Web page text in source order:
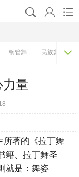
  
钢管舞 民族舞 
量
著的《拉丁舞
籍、拉丁舞圣
就是：舞姿